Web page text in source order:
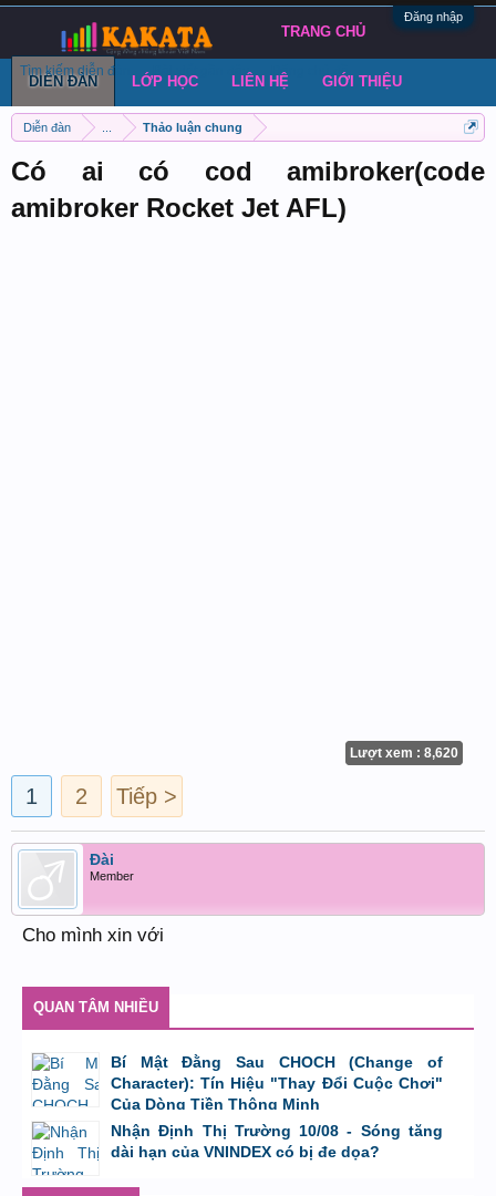
Đăng nhập
Diễn đàn Thảo luận chung
Có ai có cod amibroker(code
amibroker Rocket Jet AFL)
Lượt xem : 8,620
1 2 Tiếp >
Đài
Member
Cho mình xin với
QUAN TÂM NHIỀU
Bí Mật Đằng Sau CHOCH (Change of
Character): Tín Hiệu "Thay Đổi Cuộc Chơi"
Của Dòng Tiền Thông Minh
bởi Tuấn Thành,8/8/26 lúc 11:11
Nhận Định Thị Trường 10/08 - Sóng tăng
dài hạn của VNINDEX có bị đe dọa?
TRANG CHỦ
DIỄN ĐÀN
Tìm kiếm diễn đàn Bài viết gần đây Đăng chủ đề
LỚP HỌC LIÊN HỆ GIỚI THIỆU